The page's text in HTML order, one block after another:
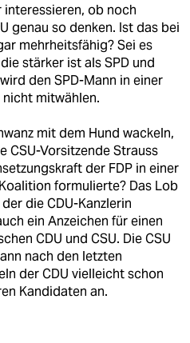
interessieren, ob noch
genau so denken. Ist das bei
mehrheitsfähig? Sei es
stärker ist als SPD und
den SPD-Mann in einer
mitwählen.
mit dem Hund wackeln,
CSU-Vorsitzende Strauss
der FDP in einer
formulierte? Das Lob
die CDU-Kanzlerin
ein Anzeichen für einen
CDU und CSU. Die CSU
nach den letzten
der CDU vielleicht schon
Kandidaten an.